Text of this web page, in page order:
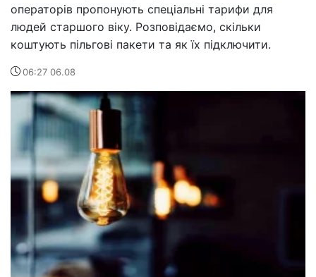
операторів пропонують спеціальні тарифи для
людей старшого віку. Розповідаємо, скільки
коштують пільгові пакети та як їх підключити.
06:27 06.08